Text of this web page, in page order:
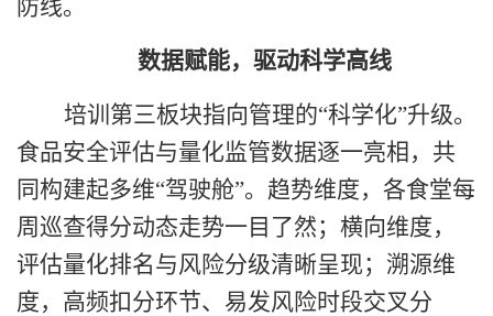
防线。
数据赋能，驱动科学高线
培训第三板块指向管理的“科学化”升级。
食品安全评估与量化监管数据逐一亮相，共
同构建起多维“驾驶舱”。趋势维度，各食堂每
周巡查得分动态走势一目了然；横向维度，
评估量化排名与风险分级清晰呈现；溯源维
度，高频扣分环节、易发风险时段交叉分